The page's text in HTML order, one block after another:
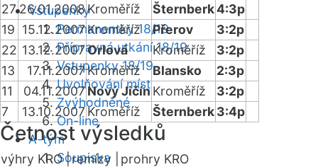
Vstupenky
Permanentky 18/19
Přípravná utkání 18/19
Vstupenky 18/19
Uvolňování míst
Zvýhodněné
On-line
A-tým
Soupiska
2726.01.2008Kroměříž Šternberk4:3p
19 15.12.2007Kroměříž Přerov
3:2p
22 13.12.2007Orlová Kroměříž
3:2p
13
17.11.2007Kroměříž Blansko
2:3p
11
04.11.2007Nový JičínKroměříž
3:2p
7
13.10.2007Kroměříž Šternberk3:4p
Četnost výsledků
výhry KRO |remízy |
prohry KRO